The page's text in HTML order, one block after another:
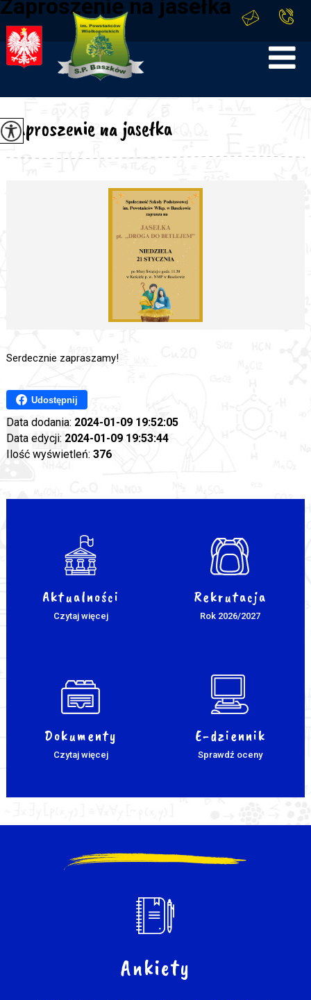
Zaproszenie na jasełka
Zaproszenie na jasełka
Serdecznie zapraszamy!
Udostępnij
Data dodania: 2024-01-09 19:52:05
Data edycji: 2024-01-09 19:53:44
Ilość wyświetleń: 376
Aktualności
Czytaj więcej
Rekrutacja
Rok 2026/2027
Dokumenty
Czytaj więcej
E-dziennik
Sprawdź oceny
Ankiety